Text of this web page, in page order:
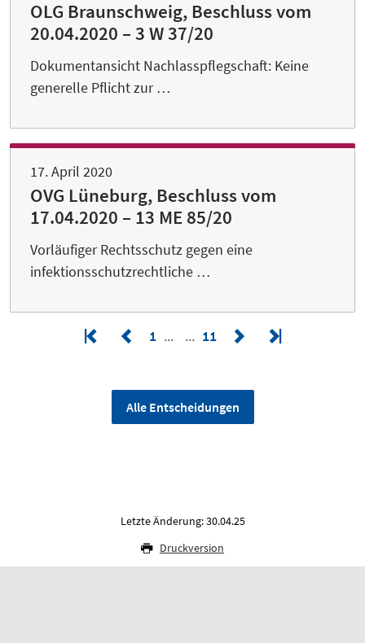
OLG Braunschweig, Beschluss vom
20.04.2020 – 3 W 37/20
Dokumentansicht Nachlasspflegschaft: Keine
generelle Pflicht zur …
17. April 2020
OVG Lüneburg, Beschluss vom
17.04.2020 – 13 ME 85/20
Vorläufiger Rechtsschutz gegen eine
infektionsschutzrechtliche …
1 11
Alle Entscheidungen
Letzte Änderung: 30.04.25
Druckversion